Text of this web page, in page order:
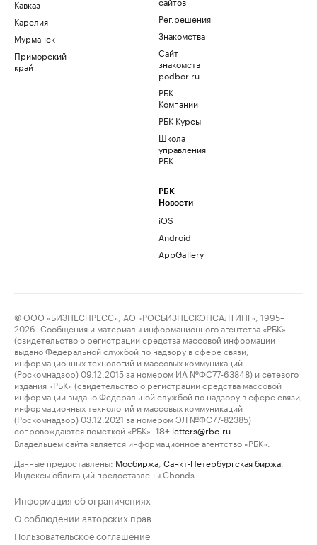
Кавказ
Карелия
Мурманск
Приморский
край
Рег.решения
Знакомства
Сайт
знакомств
podbor.ru
РБК
Компании
РБК Курсы
Школа
управления
РБК
РБК
Новости
iOS
Android
AppGallery
© ООО «БИЗНЕСПРЕСС», АО «РОСБИЗНЕСКОНСАЛТИНГ», 1995–
2026. Сообщения и материалы информационного агентства «РБК»
(свидетельство о регистрации средства массовой информации
выдано Федеральной службой по надзору в сфере связи,
информационных технологий и массовых коммуникаций
(Роскомнадзор) 09.12.2015 за номером ИА №ФС77-63848) и сетевого
издания «РБК» (свидетельство о регистрации средства массовой
информации выдано Федеральной службой по надзору в сфере связи,
информационных технологий и массовых коммуникаций
(Роскомнадзор) 03.12.2021 за номером ЭЛ №ФС77-82385)
сопровождаются пометкой «РБК».
18+ letters@rbc.ru
Владельцем сайта является информационное агентство «РБК».
Данные предоставлены: Мосбиржа Санкт-Петербургская биржа
Индексы облигаций предоставлены Cbonds.
Информация об ограничениях
О соблюдении авторских прав
Пользовательское соглашение